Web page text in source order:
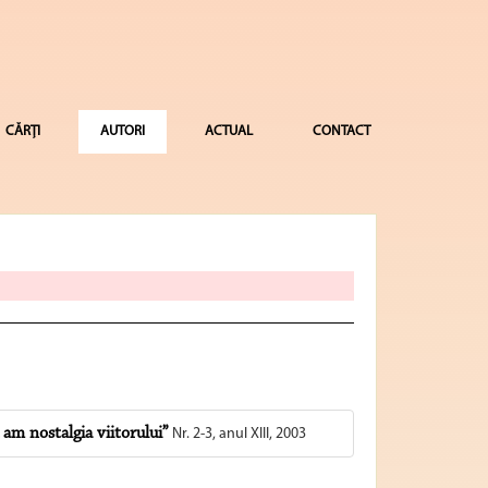
CĂRȚI AUTORI ACTUAL CONTACT
nostalgia viitorului”Nr. 2-3, anul XIII, 2003